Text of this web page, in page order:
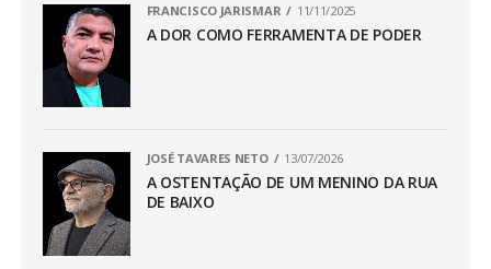
FRANCISCO JARISMAR 11/11/2025
A DOR COMO FERRAMENTA DE PODER
JOSÉ TAVARES NETO 13/07/2026
A OSTENTAÇÃO DE UM MENINO DA RUA
DE BAIXO